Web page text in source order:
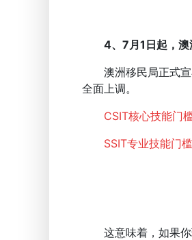
4、7月1日起，
澳洲移民局正式宣
全面上调。
CSIT核心技能门
SSIT专业技能门槛
这意味着，如果你